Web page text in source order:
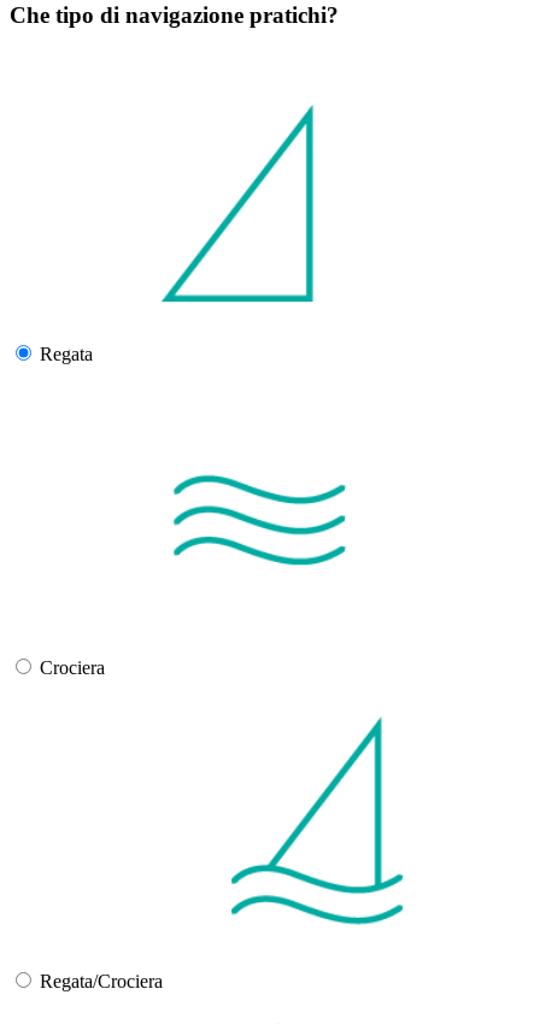
Che tipo di navigazione pratichi?
Regata
Crociera
Regata/Crociera